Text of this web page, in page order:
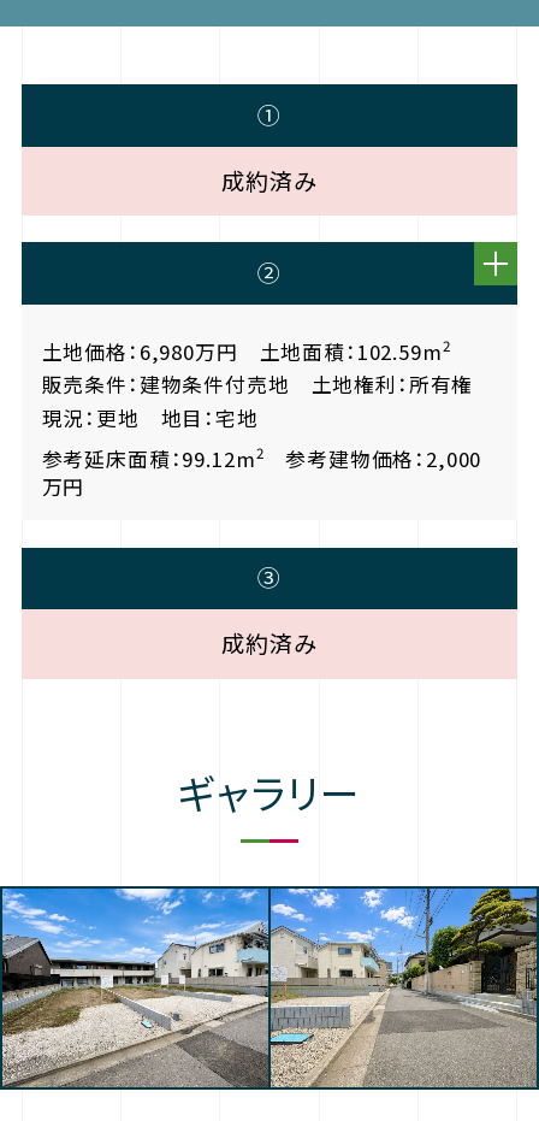
①
成約済み
②
土地価格：6,980万円 土地面積：102.59m2
販売条件：建物条件付売地 土地権利：所有権
現況：更地 地目：宅地
参考延床面積：99.12m2
参考建物価格：2,000
万円
③
成約済み
ギャラリー